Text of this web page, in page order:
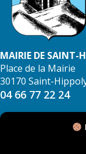
MAIRIE DE SAINT-
Place de la Mairie
30170 Saint-
04 66 77 22 24